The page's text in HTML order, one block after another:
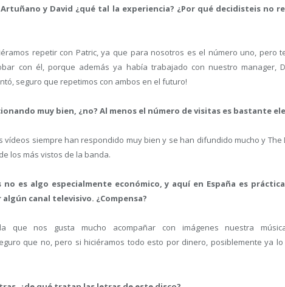
y David ¿qué tal la experiencia? ¿Por qué decidisteis no
repetir con Patric, ya que para nosotros es el número uno, pero
con él, porque además ya había trabajado con nuestro manager,
seguro que repetimos con ambos en el futuro!
muy bien, ¿no? Al menos el número de visitas es bastante
vídeos siempre han respondido muy bien y se han difundido mucho y The
los más vistos de la banda.
no es algo especialmente económico, y aquí en España es
canal televisivo. ¿Compensa?
que nos gusta mucho acompañar con imágenes nuestra
que no, pero si hiciéramos todo esto por dinero, posiblemente ya